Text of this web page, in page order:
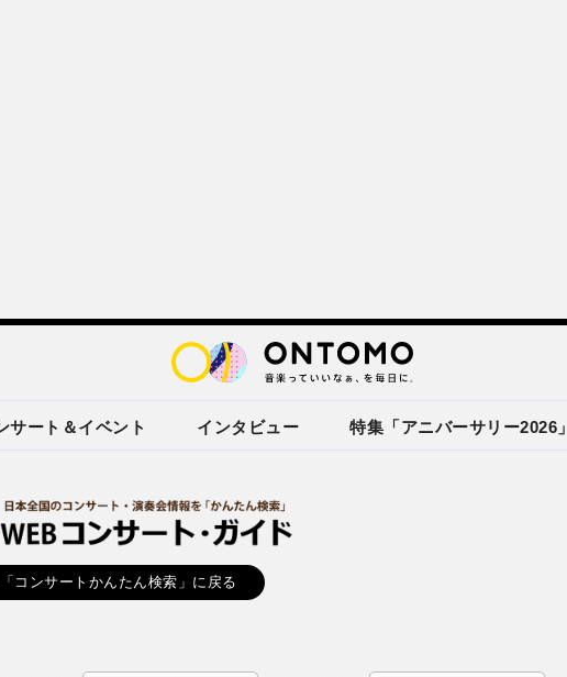
サート＆イベント インタビュー 特集「アニバーサリー2026」
コンサートかんたん検索」に戻る